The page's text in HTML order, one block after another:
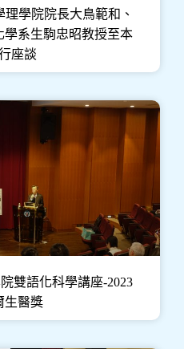
理學院院長大鳥範和、
系生駒忠昭教授至本
座談
雙語化科學講座-2023
生醫獎